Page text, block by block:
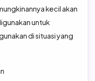
kecil akan
untuk
di situasi yang